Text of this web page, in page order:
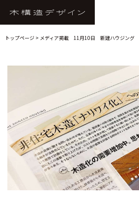
トップページ > メディア掲載 11月10日 新建ハウジング